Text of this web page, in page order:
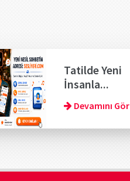
Tatilde Yeni
İnsanla...
Devamını Gör